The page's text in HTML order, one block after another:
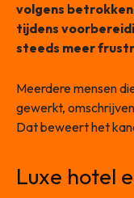
volgens
tijdens
steeds meer
Meerdere mensen
gewerkt,
Dat beweert het
Luxe hotel